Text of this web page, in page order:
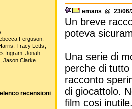
emans @ 23/
Un breve
poteva
Una serie di
perche di
racconto
di giocattolo.
film cosi
Ferguson,
Tracy Letts,
Ingram, Jonah
Jason Clarke
elenco recensioni